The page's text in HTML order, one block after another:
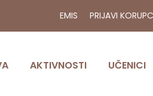
EMIS PRIJAVI
AKTIVNOSTI UČENICI